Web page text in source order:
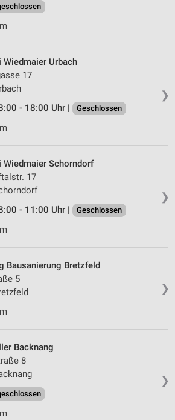
❯
Wiedmaier Urbach
17
- 18:00 Uhr |
Geschlossen
❯
Wiedmaier Schorndorf
17
- 11:00 Uhr |
Geschlossen
❯
Bausanierung Bretzfeld
5
❯
Backnang
8